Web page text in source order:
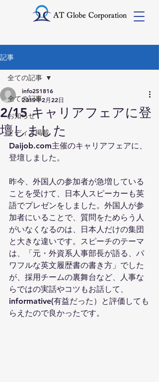
記事
全ての記事
お知らせ
メディア掲載
全ての記事
2/15 キャリアフェアに登
壇しました
info251816
2019年2月22日
Daijob.com主催のキャリアフェアに、
登壇しました。
昨今、外国人の参加者が急増している
ことを受けて、日本人スピーカーも英
語でプレゼンをしました。外国人が参
加者にいることで、質問をためらう人
がいなくなるのは、日本人だけの集団
と大きな違いです。スピーチのテーマ
は、「元・外資系人事部長が語る、パ
ワフルな英文履歴書の書き方」でした
が、採用チームの裏舞台など、人事な
らではの実話やコツもお話して、
informative(有益だった）と評価しても
らえたので良かったです。